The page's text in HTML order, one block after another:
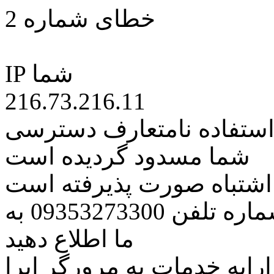
خطای شماره 2
IP شما
216.73.216.11
نامتعارف دسترسی
شما مسدود گردیده است
اشتباه صورت پذیرفته است
مراتب این مسئله را از طریق شماره تلفن 09353273300 به
ما اطلاع دهید
خدمات به مرورگر اپرا